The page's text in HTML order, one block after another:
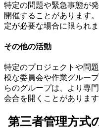
第三者管理方式の
特定の問題や緊急事態が
開催することがあります
定が必要な場合に限られま
その他の活動
特定のプロジェクトや問
模な委員会や作業グルー
らのグループは、より専
会合を開くことがあります
第三者管理方式